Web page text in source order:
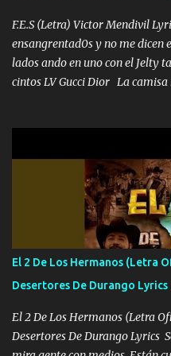
malcriado un malandrón Que
las risas las que me miran hay
F.E.S (Letra) Victor Mendivil
ensangrentad0s y no me dicen
lados ando en uno con el Jelty
cintos LV Gucci Dior La
estándares 110 mil records de
verme en las revistas Ya pasé
Francia ropa de 100.000 bolas
repleta de presidentes la bolsa
cuenta chequeen gráficas del
El 2 De Los Hermanos (Letra
Desertores De Durango Lyrics
El 2 De Los Hermanos (Letra
Desertores De Durango Lyrics